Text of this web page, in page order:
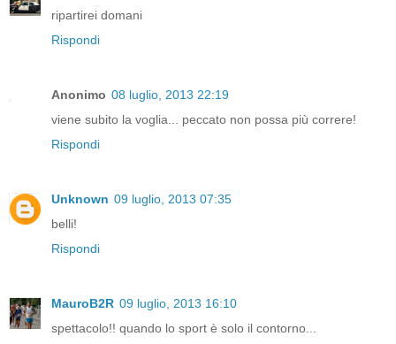
ripartirei domani
Rispondi
Anonimo 08 luglio, 2013 22:19
viene subito la voglia... peccato non possa più correre!
Rispondi
Unknown 09 luglio, 2013 07:35
belli!
Rispondi
MauroB2R 09 luglio, 2013 16:10
spettacolo!! quando lo sport è solo il contorno...